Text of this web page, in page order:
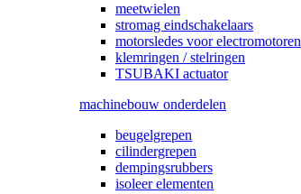
meetwielen
stromag eindschakelaars
motorsledes voor electromotoren
klemringen / stelringen
TSUBAKI actuator
machinebouw onderdelen
beugelgrepen
cilindergrepen
dempingsrubbers
isoleer elementen